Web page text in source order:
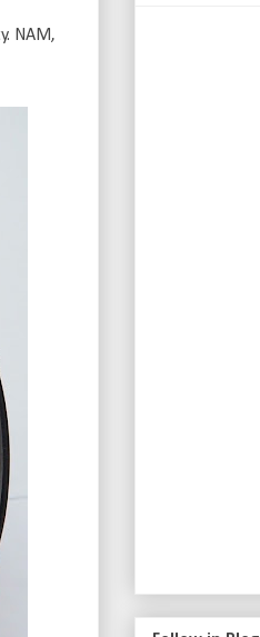
NAM,